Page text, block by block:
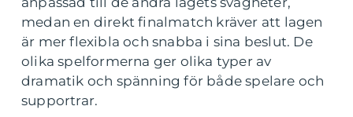
medan en direkt finalmatch kräver att lagen
är mer flexibla och snabba i sina beslut. De
olika spelformerna ger olika typer av
dramatik och spänning för både spelare och
supportrar.